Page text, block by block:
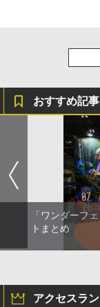
おすすめ記事
「ワンダーフ
トまとめ
アクセスラ